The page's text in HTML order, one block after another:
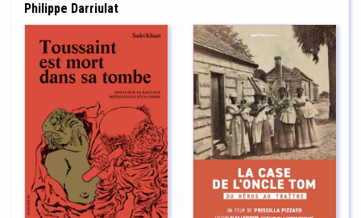
Philippe Darriulat